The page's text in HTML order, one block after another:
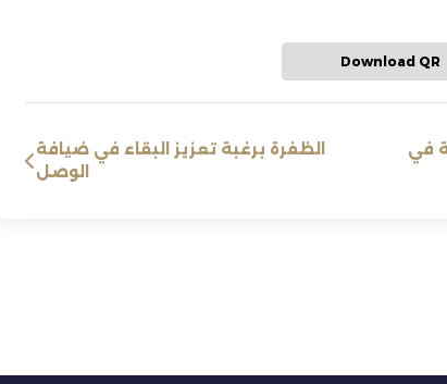
Download QR
في
الظفرة برغبة تعزيز البقاء في ضيافة
الوصل